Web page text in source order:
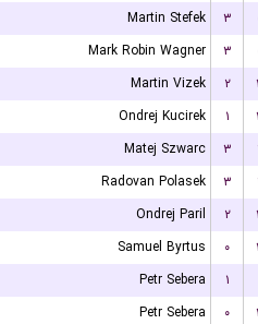
Martin Stefek
۳
Mark Robin Wagner
۳
Martin Vizek
۲
Ondrej Kucirek
۱
Matej Szwarc
۳
Radovan Polasek
۳
Ondrej Paril
۲
Samuel Byrtus
۰
Petr Sebera
۱
Petr Sebera
۰